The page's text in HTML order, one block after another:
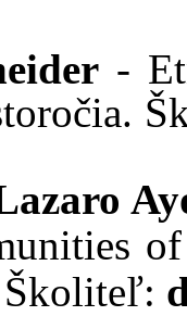
-
Školiteľ: